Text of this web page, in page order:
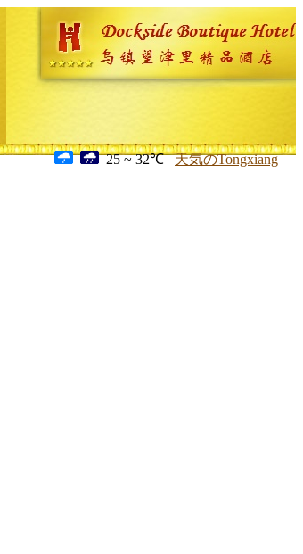
25 ~ 32℃ 天気のTongxiang